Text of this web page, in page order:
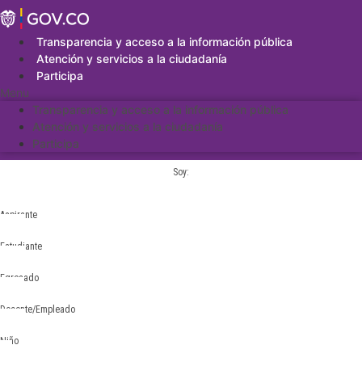
Saltar
al
contenidoTransparencia y acceso a la información pública
Atención y servicios a la ciudadanía
Participa
Menu
Transparencia y acceso a la información pública
Atención y servicios a la ciudadanía
Participa
Soy:
Aspirante
Estudiante
Egresado
Docente/Empleado
Niño